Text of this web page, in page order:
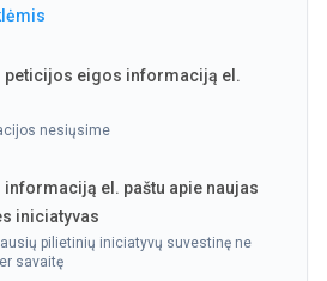
peticijos eigos informaciją el.
nesiųsime
informaciją el. paštu apie naujas
iniciatyvas
pilietinių iniciatyvų suvestinę ne
savaitę